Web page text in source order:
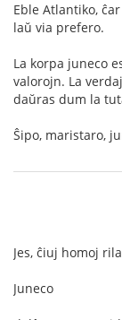
Eble Atlantiko,
laŭ via prefero.
La korpa juneco
valorojn. La
daŭras dum la
Ŝipo, maristaro,
Jes, ĉiuj homoj
Juneco